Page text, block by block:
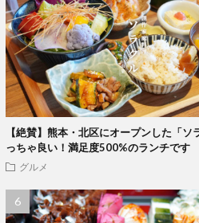
【絶賛】熊本・北区にオープンした「ソ
っちゃ良い！満足度500%のランチです
グルメ